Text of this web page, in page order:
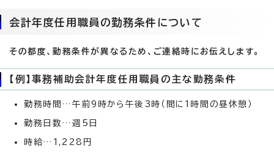
会計年度任用職員の勤務条件について
その都度、勤務条件が異なるため、ご連絡時にお伝えします。
【例】事務補助会計年度任用職員の主な勤務条件
勤務時間…午前9時から午後3時（間に1時間の昼休憩）
勤務日数…週5日
時給…1,228円